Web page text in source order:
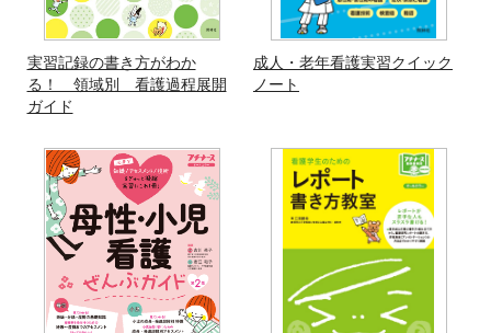
実習記録の書き方がわか
る！ 領域別 看護過程展開
ガイド
成人・老年看護実習クイック
ノート